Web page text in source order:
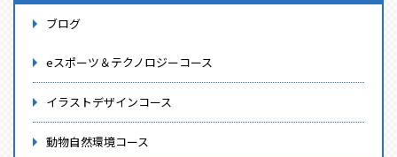
ブログ
eスポーツ＆テクノロジーコース
イラストデザインコース
動物自然環境コース